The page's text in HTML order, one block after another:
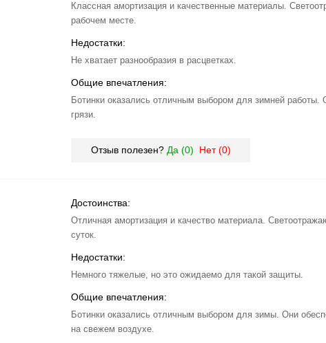
Классная амортизация и качественные материалы.
рабочем месте.
Недостатки:
Не хватает разнообразия в расцветках.
Общие впечатления:
Ботинки оказались отличным выбором для зимней
грязи.
Отзыв полезен? Да (0) Нет (0)
Достоинства:
Отличная амортизация и качество материала.
суток.
Недостатки:
Немного тяжелые, но это ожидаемо для такой защиты.
Общие впечатления:
Ботинки оказались отличным выбором для зимы. Они
на свежем воздухе.